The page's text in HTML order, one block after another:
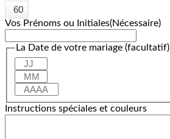
Vos Prénoms ou Initiales(Nécessaire)
La Date de votre mariage (facultatif)
Instructions spéciales et couleurs